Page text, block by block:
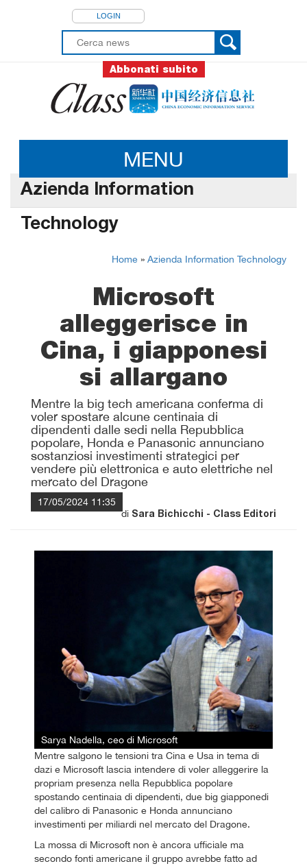
LOGIN
Abbonati subito
MENU
Azienda Information
Technology
Home » Azienda Information Technology
Microsoft
alleggerisce in
Cina, i giapponesi
si allargano
Mentre la big tech americana conferma di
voler spostare alcune centinaia di
dipendenti dalle sedi nella Repubblica
popolare, Honda e Panasonic annunciano
sostanziosi investimenti strategici per
vendere più elettronica e auto elettriche nel
mercato del Dragone
17/05/2024 11:35
di Sara Bichicchi - Class Editori
Sarya Nadella, ceo di Microsoft
Mentre salgono le tensioni tra Cina e Usa in tema di
dazi e Microsoft lascia intendere di voler alleggerire la
propriam presenza nella Repubblica popolare
spostando centinaia di dipendenti, due big giapponedi
del calibro di Panasonic e Honda annunciano
investimenti per miliardi nel mercato del Dragone.
La mossa di Microsoft non è ancora ufficiale ma
secondo fonti americane il gruppo avrebbe fatto ad